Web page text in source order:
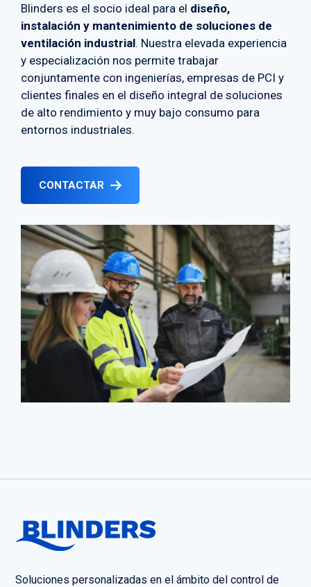
Blinders es el socio ideal para el diseño,
instalación y mantenimiento de soluciones de
ventilación industrial. Nuestra elevada experiencia
y especialización nos permite trabajar
conjuntamente con ingenierías, empresas de PCI y
clientes finales en el diseño integral de soluciones
de alto rendimiento y muy bajo consumo para
entornos industriales.
CONTACTAR
Soluciones personalizadas en el ámbito del control de